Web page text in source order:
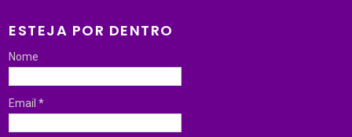
ESTEJA POR DENTRO
Nome
Email*